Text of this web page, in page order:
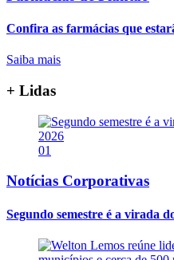
Confira as farmácias que
Saiba mais
+ Lidas
01
Notícias Corporativas
Segundo semestre é a virada